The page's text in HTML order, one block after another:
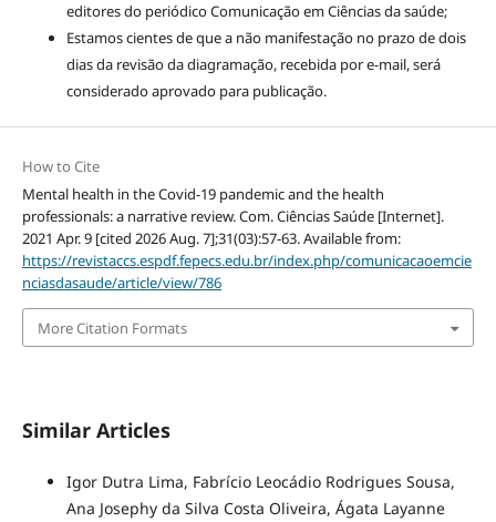
editores do periódico Comunicação em Ciências da saúde;
Estamos cientes de que a não manifestação no prazo de dois
dias da revisão da diagramação, recebida por e-mail, será
considerado aprovado para publicação.
How to Cite
Mental health in the Covid-19 pandemic and the health
professionals: a narrative review. Com. Ciências Saúde [Internet].
2021 Apr. 9 [cited 2026 Aug. 7];31(03):57-63. Available from:
https://revistaccs.espdf.fepecs.edu.br/index.php/comunicacaoemcie
nciasdasaude/article/view/786
More Citation Formats
Similar Articles
Igor Dutra Lima, Fabrício Leocádio Rodrigues Sousa,
Ana Josephy da Silva Costa Oliveira, Ágata Layanne